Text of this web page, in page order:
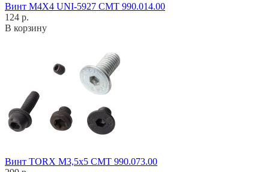
Винт M4X4 UNI-5927 CMT 990.014.00
124 р.
В корзину
Винт TORX M3,5x5 CMT 990.073.00